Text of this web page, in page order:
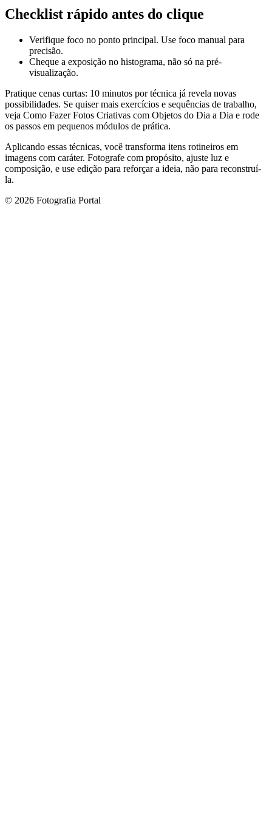
Checklist rápido antes do clique
Verifique foco no ponto principal. Use foco manual para
precisão.
Cheque a exposição no histograma, não só na pré-
visualização.
Pratique cenas curtas: 10 minutos por técnica já revela novas
possibilidades. Se quiser mais exercícios e sequências de trabalho,
veja Como Fazer Fotos Criativas com Objetos do Dia a Dia e rode
os passos em pequenos módulos de prática.
Aplicando essas técnicas, você transforma itens rotineiros em
imagens com caráter. Fotografe com propósito, ajuste luz e
composição, e use edição para reforçar a ideia, não para reconstruí-
la.
© 2026 Fotografia Portal